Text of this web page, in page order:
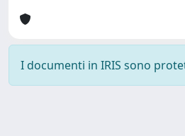
I documenti in IRIS sono